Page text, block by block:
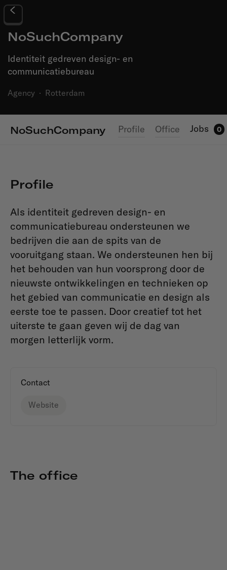
NoSuchCompany
Identiteit gedreven design- en
communicatiebureau
Agency · Rotterdam
NoSuchCompany Profile Office Jobs 0
Profile
Als identiteit gedreven design- en
communicatiebureau ondersteunen we
bedrijven die aan de spits van de
vooruitgang staan. We ondersteunen hen bij
het behouden van hun voorsprong door de
nieuwste ontwikkelingen en technieken op
het gebied van communicatie en design als
eerste toe te passen. Door creatief tot het
uiterste te gaan geven wij de dag van
morgen letterlijk vorm.
Contact
Website
The office